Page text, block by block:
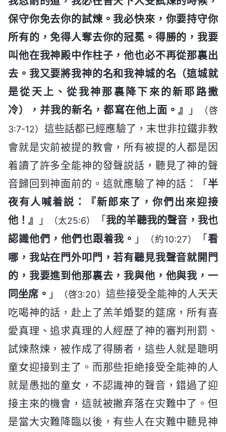
保守你免去你的試煉。我必快來，你要持守你
所有的，免得人奪去你的冠冕。得勝的，我要
叫他在我神殿中作柱子，他也必不再從那裏出
去。我又要將我神的名和我神城的名（這城就
是從天上、從我神那裏降下來的新耶路撒
冷），并我的新名，都寫在他上面。』
」
（啓
3:7-12） 這些話都已經應驗了，末世非拉鐵非教
會就是灾前被提的教會，所有被提的人都是因
着讀了許多全能神的發聲説話，聽見了神的聲
音歸回到神面前的。這就應驗了神的話：「 半
夜有人喊着説：『新郎來了，你們出來迎接
他！』
」 （太25:6） 「 我的羊聽我的聲音，我也
認識他們，他們也跟着我。 」 （約10:27） 「看
哪，我站在門外叩門，若有聽見我聲音就開門
的，我要進到他那裏去，我與他，他與我，一
同坐席。 」 （啓3:20） 這些接受全能神的人天天
吃喝神的話，赴上了羔羊婚娶的筵席，所有喜
愛真理、追求真理的人經歷了神的審判刑罰、
試煉熬煉，被作成了得勝者，這些人就是聰明
童女迎接到主了。而那些拒絶接受全能神的人
就是愚拙的童女，不認識神的聲音，錯過了迎
接主來的機會，這就被撇弃落在灾難中了。但
是當大灾難降臨以後，有些人在灾難中聽見神